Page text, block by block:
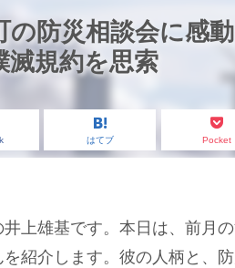
の防災相談会に感
滅規約を思索
はてブ Pocket
上雄基です。本日は、前月
紹介します。彼の人柄と、